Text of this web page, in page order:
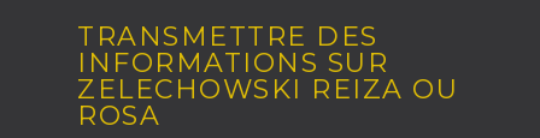
TRANSMETTRE DES
INFORMATIONS SUR
ZELECHOWSKI REIZA OU
ROSA